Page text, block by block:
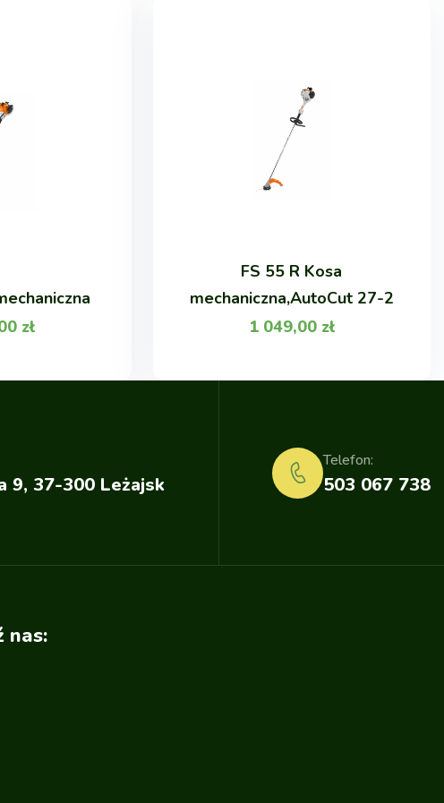
zł
FS 55 R Kosa
mechaniczna,AutoCut 27-2
1 049,00 zł
9, 37-300 Leżajsk 503 067 738
Telefon:
nas: